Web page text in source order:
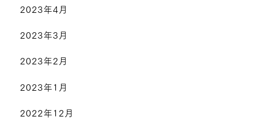
2023年4月
2023年3月
2023年2月
2023年1月
2022年12月